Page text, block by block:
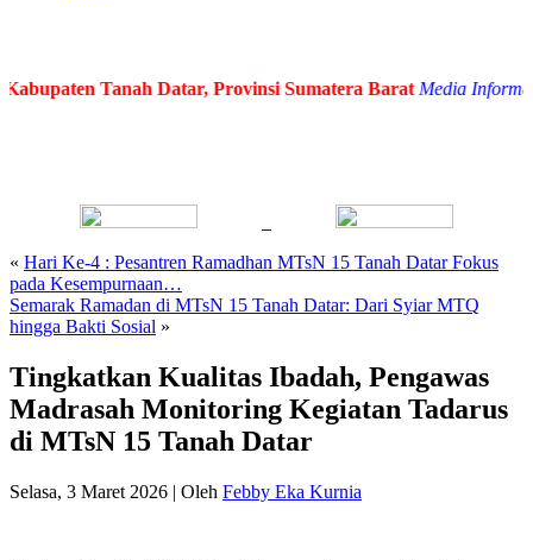
Tanah Datar, Provinsi Sumatera Barat Media Informasi
« Hari Ke-4 : Pesantren Ramadhan MTsN 15 Tanah Datar Fokus
pada Kesempurnaan…
Semarak Ramadan di MTsN 15 Tanah Datar: Dari Syiar MTQ
hingga Bakti Sosial »
Tingkatkan Kualitas Ibadah, Pengawas
Madrasah Monitoring Kegiatan Tadarus
di MTsN 15 Tanah Datar
Selasa, 3 Maret 2026 | Oleh Febby Eka Kurnia